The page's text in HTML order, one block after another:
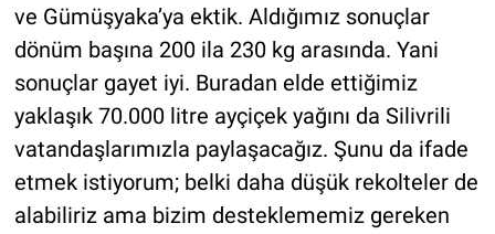
ve Gümüşyaka’ya ektik. Aldığımız sonuçlar
dönüm başına 200 ila 230 kg arasında. Yani
sonuçlar gayet iyi. Buradan elde ettiğimiz
yaklaşık 70.000 litre ayçiçek yağını da Silivrili
vatandaşlarımızla paylaşacağız. Şunu da ifade
etmek istiyorum; belki daha düşük rekolteler de
alabiliriz ama bizim desteklememiz gereken